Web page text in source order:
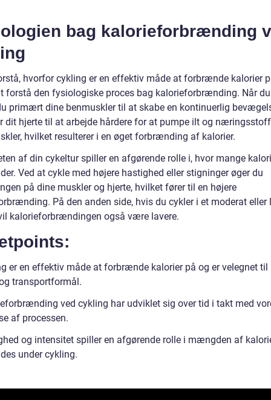
bag kalorieforbrænding
hvorfor cykling er en effektiv måde at forbrænde kalorier
forstå den fysiologiske proces bag kalorieforbrænding. Når du
primært dine benmuskler til at skabe en kontinuerlig
dit hjerte til at arbejde hårdere for at pumpe ilt og
hvilket resulterer i en øget forbrænding af kalorier.
af din cykeltur spiller en afgørende rolle i, hvor mange
Ved at cykle med højere hastighed eller stigninger øger du
på dine muskler og hjerte, hvilket fører til en højere
På den anden side, hvis du cykler i et moderat eller
kalorieforbrændingen også være lavere.
er en effektiv måde at forbrænde kalorier på og er velegnet til
transportformål.
ved cykling har udviklet sig over tid i takt med
af processen.
og intensitet spiller en afgørende rolle i mængden af
under cykling.